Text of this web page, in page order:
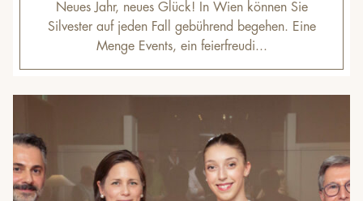
Neues Jahr, neues Glück! In Wien können Sie
Silvester auf jeden Fall gebührend begehen. Eine
Menge Events, ein feierfreudi...